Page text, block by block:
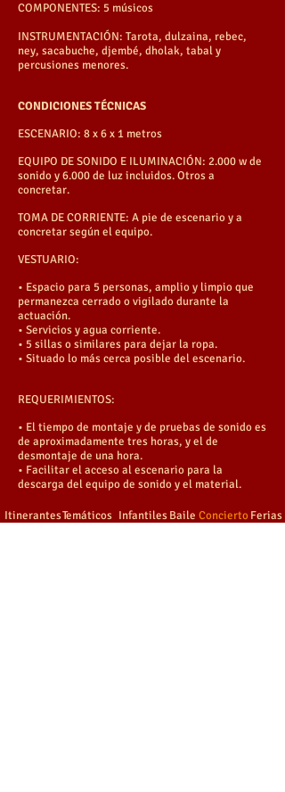
COMPONENTES: 5 músicos
INSTRUMENTACIÓN: Tarota, dulzaina, rebec,
ney, sacabuche, djembé, dholak, tabal y
percusiones menores.
CONDICIONES TÉCNICAS
ESCENARIO: 8 x 6 x 1 metros
EQUIPO DE SONIDO E ILUMINACIÓN: 2.000 w de
sonido y 6.000 de luz incluidos. Otros a
concretar.
TOMA DE CORRIENTE: A pie de escenario y a
concretar según el equipo.
VESTUARIO:
• Espacio para 5 personas, amplio y limpio que
permanezca cerrado o vigilado durante la
actuación.
• Servicios y agua corriente.
• 5 sillas o similares para dejar la ropa.
• Situado lo más cerca posible del escenario.
REQUERIMIENTOS:
• El tiempo de montaje y de pruebas de sonido es
de aproximadamente tres horas, y el de
desmontaje de una hora.
• Facilitar el acceso al escenario para la
descarga del equipo de sonido y el material.
ItinerantesTemáticos InfantilesBaile Concierto Ferias